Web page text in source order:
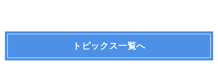
トピックス一覧へ